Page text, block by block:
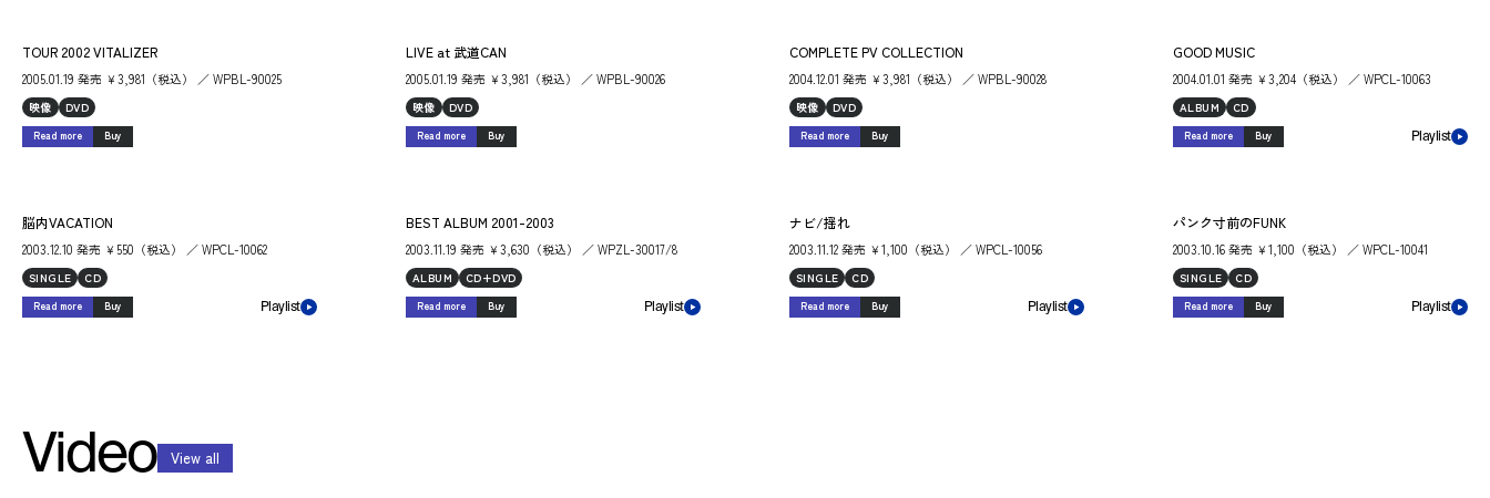
TOUR 2002 VITALIZER
2005.01.19 発売 ￥3,981（税込） ／ WPBL-90025
映像 DVD
Read more Buy
LIVE at 武道CAN
2005.01.19 発売 ￥3,981（税込） ／ WPBL-90026
映像 DVD
Read more Buy
COMPLETE PV COLLECTION
2004.12.01 発売 ￥3,981（税込） ／ WPBL-90028
映像 DVD
Read more Buy
GOOD MUSIC
2004.01.01 発売 ￥3,204（税込） ／ WPCL-10063
ALBUM CD
Read more Buy Playlist
脳内VACATION
2003.12.10 発売 ￥550（税込） ／ WPCL-10062
SINGLE CD
Read more Buy Playlist
BEST ALBUM 2001-2003
2003.11.19 発売 ￥3,630（税込） ／ WPZL-30017/8
ALBUM CD+DVD
Read more Buy Playlist
ナビ/揺れ
2003.11.12 発売 ￥1,100（税込） ／ WPCL-10056
SINGLE CD
Read more Buy Playlist
パンク寸前のFUNK
2003.10.16 発売 ￥1,100（税込） ／ WPCL-10041
SINGLE CD
Read more Buy Playlist
Video View all